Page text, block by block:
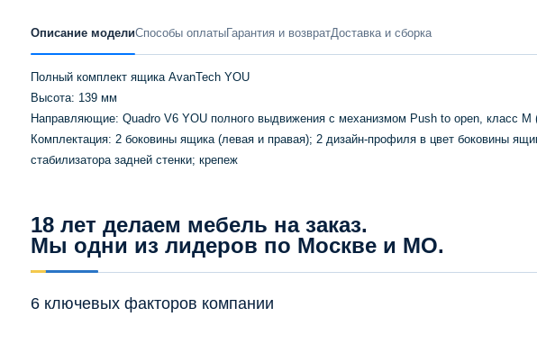
Описание модели Способы оплатыГарантия и возвратДоставка и сборка
Полный комплект ящика AvanTech YOU
Высота: 139 мм
Направляющие: Quadro V6 YOU полного выдвижения с механизмом Push to open, класс M
Комплектация: 2 боковины ящика (левая и правая); 2 дизайн-профиля в цвет боковины
стабилизатора задней стенки; крепеж
18 лет делаем мебель на заказ.
Мы одни из лидеров по Москве и МО.
6 ключевых факторов компании